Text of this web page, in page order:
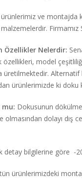
ve montajda
Firmamız
Özellikler Nelerdir:
model
üretilmektedir. Alternatif
ürünlerimizde ki doku
mu: Dokusunun
olmasından dolayı
detay bilgilerine göre -
ürünlerimizdeki